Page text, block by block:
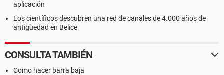
aplicación
Los científicos descubren una red de canales de 4.000 años de
antigüedad en Belice
CONSULTA TAMBIÉN
Como hacer barra baja